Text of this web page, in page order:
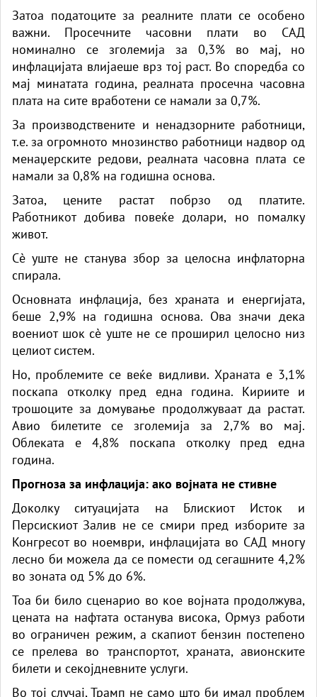
Затоа податоците за реалните плати се особено
важни. Просечните часовни плати во САД
номинално се зголемија за 0,3% во мај, но
инфлацијата влијаеше врз тој раст. Во споредба со
мај минатата година, реалната просечна часовна
плата на сите вработени се намали за 0,7%.
За производствените и ненадзорните работници,
т.е. за огромното мнозинство работници надвор од
менаџерските редови, реалната часовна плата се
намали за 0,8% на годишна основа.
Затоа, цените растат побрзо од платите.
Работникот добива повеќе долари, но помалку
живот.
Сè уште не станува збор за целосна инфлаторна
спирала.
Основната инфлација, без храната и енергијата,
беше 2,9% на годишна основа. Ова значи дека
воениот шок сè уште не се проширил целосно низ
целиот систем.
Но, проблемите се веќе видливи. Храната е 3,1%
поскапа отколку пред една година. Кириите и
трошоците за домување продолжуваат да растат.
Авио билетите се зголемија за 2,7% во мај.
Облеката е 4,8% поскапа отколку пред една
година.
Прогноза за инфлација: ако војната не стивне
Доколку ситуацијата на Блискиот Исток и
Персискиот Залив не се смири пред изборите за
Конгресот во ноември, инфлацијата во САД многу
лесно би можела да се помести од сегашните 4,2%
во зоната од 5% до 6%.
Тоа би било сценарио во кое војната продолжува,
цената на нафтата останува висока, Ормуз работи
во ограничен режим, а скапиот бензин постепено
се прелева во транспортот, храната, авионските
билети и секојдневните услуги.
Во тој случај, Трамп не само што би имал проблем